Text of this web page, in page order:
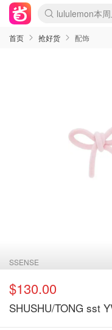
lululemon本周
Sasa美妆护肤
SSENSE年中3
FreshBeauty
Cettire降价+叠
Farfetch折上8
WWS Coles超
viagogo二手票
Myer清仓1折起
The Outnet奢
David Jones 3
Flannels大牌1
Perfumes
AMIRO返校季
Oweek抽奖送
Amazon折扣汇
eToro入金
Amazon数码好
ICONIC本周
ThedoubleF高
Moose
丝芙兰5折起
EUFY官网3.7
Selenichast首
Trip机票酒店促
YSL送5件彩妆
Amazon家居好
BIGBANG巡演
David Jones时
Amazon美妆护
雅漾大喷$8
过敏原检测盒
伊索独家赠
科颜氏送高保
SEALIFE海洋
丝塔芙大白罐
订阅
Cult Beauty
Harrods圣诞日
LN-CC奢牌私
d'Alba空姐喷雾
EVE LOM套装
Bernardelli独
Adore Beauty
CT圣诞日历
Mytheresa奢
首页 抢好货 配饰
SSENSE
$130.00
SHUSHU/TONG sst